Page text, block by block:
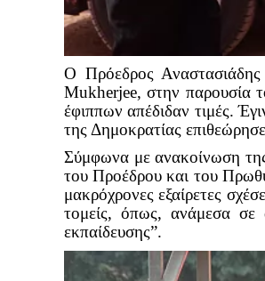
Ο Πρόεδρος
Mukherjee, στην παρουσία
έφιππων απέδιδαν τιμές.
της Δημοκρατίας
Σύμφωνα με ανακοίνωση
του Προέδρου και του
μακρόχρονες εξαίρετες
τομείς, όπως, ανάμεσα σε
εκπαίδευσης”.